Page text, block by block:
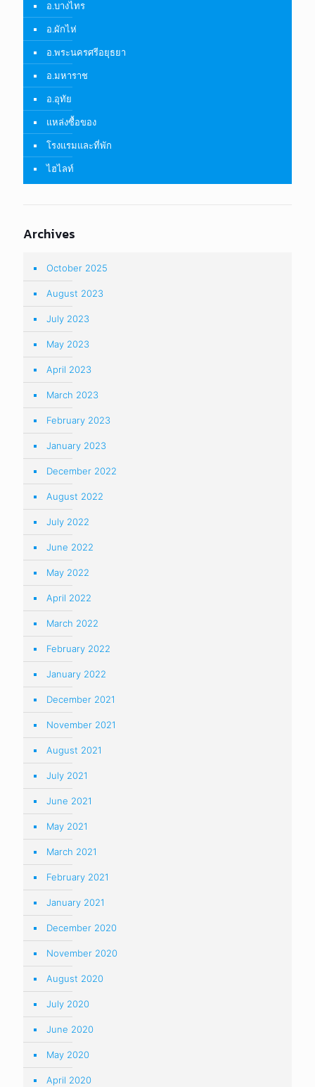
อ.บางไทร
อ.ผักไห่
อ.พระนครศรีอยุธยา
อ.มหาราช
อ.อุทัย
แหล่งซื้อของ
โรงแรมและที่พัก
ไฮไลท์
Archives
October 2025
August 2023
July 2023
May 2023
April 2023
March 2023
February 2023
January 2023
December 2022
August 2022
July 2022
June 2022
May 2022
April 2022
March 2022
February 2022
January 2022
December 2021
November 2021
August 2021
July 2021
June 2021
May 2021
March 2021
February 2021
January 2021
December 2020
November 2020
August 2020
July 2020
June 2020
May 2020
April 2020